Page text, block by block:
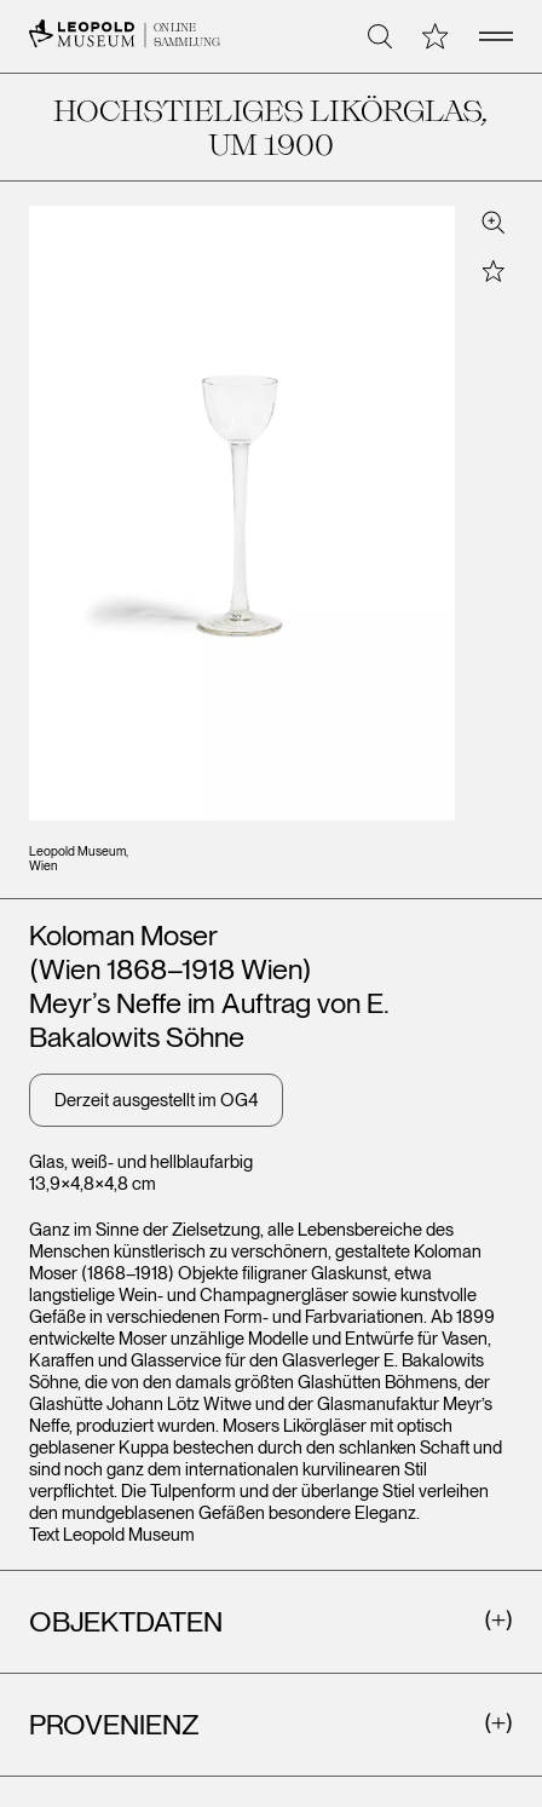
ONLINE
SAMMLUNG
Suche Meine Open
HOCHSTIELIGES LIKÖRGLAS,
UM 1900
Leopold Museum,
Wien
Zoom
Star
Glas, weiß- und hellblaufarbig
13,9×4,8×4,8 cm
Künstler*innen
Koloman Moser
(Wien 1868–1918 Wien)
Meyr’s Neffe im Auftrag von E.
Bakalowits Söhne
Derzeit ausgestellt im OG4
Ganz im Sinne der Zielsetzung, alle Lebensbereiche des
Menschen künstlerisch zu verschönern, gestaltete Koloman
Moser (1868–1918) Objekte filigraner Glaskunst, etwa
langstielige Wein- und Champagnergläser sowie kunstvolle
Gefäße in verschiedenen Form- und Farbvariationen. Ab 1899
entwickelte Moser unzählige Modelle und Entwürfe für Vasen,
Karaffen und Glasservice für den Glasverleger E. Bakalowits
Söhne, die von den damals größten Glashütten Böhmens, der
Glashütte Johann Lötz Witwe und der Glasmanufaktur Meyr’s
Neffe, produziert wurden. Mosers Likörgläser mit optisch
geblasener Kuppa bestechen durch den schlanken Schaft und
sind noch ganz dem internationalen kurvilinearen Stil
verpflichtet. Die Tulpenform und der überlange Stiel verleihen
den mundgeblasenen Gefäßen besondere Eleganz.
Text Leopold Museum
OBJEKTDATEN
PROVENIENZ